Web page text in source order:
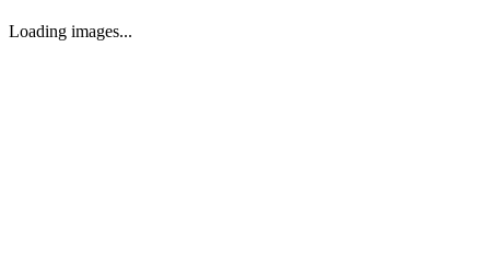
Loading images...